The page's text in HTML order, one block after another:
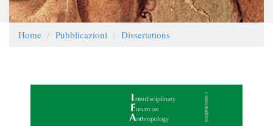
Home Pubblicazioni Dissertations